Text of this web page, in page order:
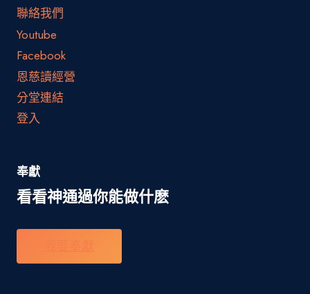
聯絡我們
Youtube
Facebook
恩慈讀經營
分堂連結
登入
奉獻
看看神通過你能做什麽